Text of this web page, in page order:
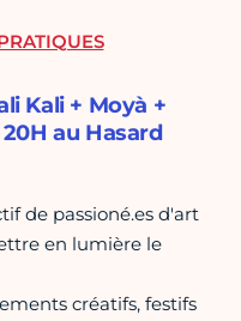
Kali + Moyà +
au Hasard
de passioné.es d'art
en lumière le
créatifs, festifs